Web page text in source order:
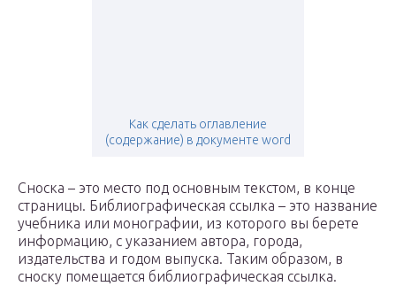
Как сделать оглавление
(содержание) в документе word
Сноска – это место под основным текстом, в конце
страницы. Библиографическая ссылка – это название
учебника или монографии, из которого вы берете
информацию, с указанием автора, города,
издательства и годом выпуска. Таким образом, в
сноску помещается библиографическая ссылка.